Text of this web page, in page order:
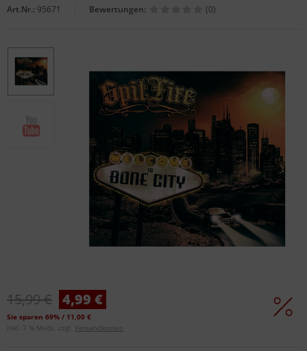
Art.Nr.: 95671 Bewertungen: (0)
15,99 € 4,99 €
Sie sparen 69% / 11,00 €
inkl. 7 % MwSt. zzgl. Versandkosten